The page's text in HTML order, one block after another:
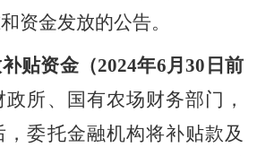
资金发放的公告。
贴资金（2024年6月30 日前
政所、国有农场财务部门，
，委托金融机构将补贴款及